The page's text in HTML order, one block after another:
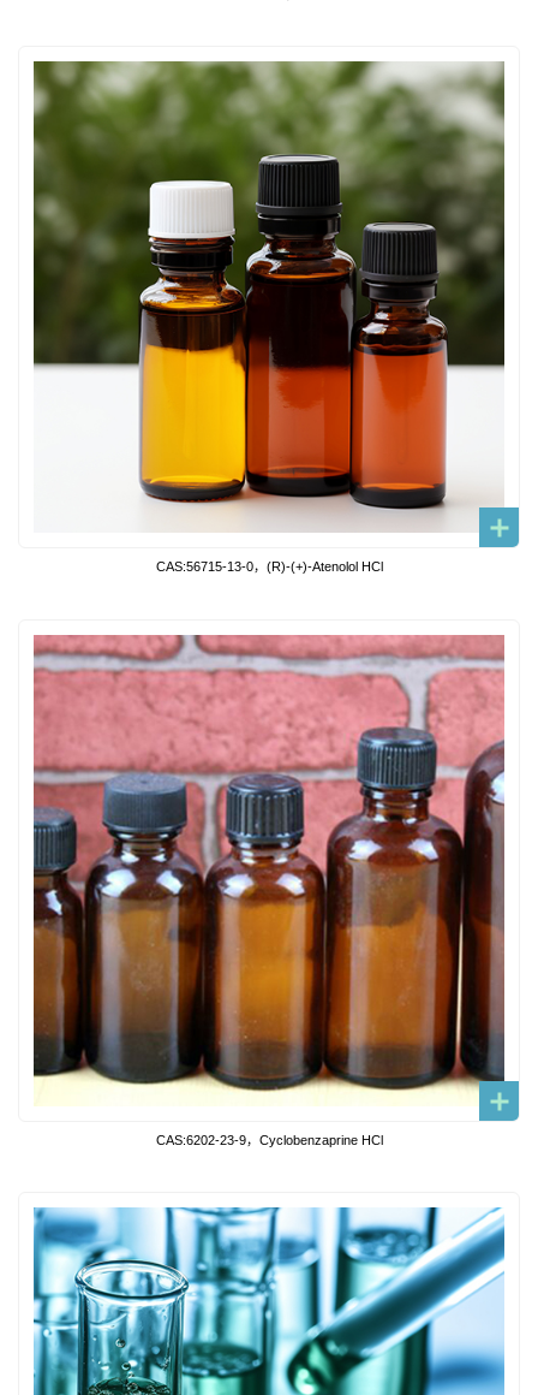
CAS:56715-13-0，(R)-(+)-Atenolol HCl
CAS:6202-23-9，Cyclobenzaprine HCl